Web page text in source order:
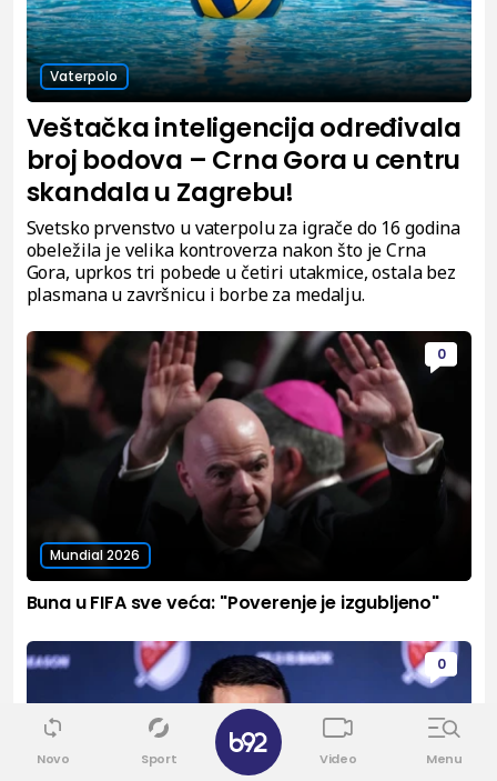
Vaterpolo
Veštačka inteligencija određivala
broj bodova – Crna Gora u centru
skandala u Zagrebu!
Svetsko prvenstvo u vaterpolu za igrače do 16 godina
obeležila je velika kontroverza nakon što je Crna
Gora, uprkos tri pobede u četiri utakmice, ostala bez
plasmana u završnicu i borbe za medalju.
0
Mundial 2026
Buna u FIFA sve veća: "Poverenje je izgubljeno"
0
Novo Sport Video Menu
✕